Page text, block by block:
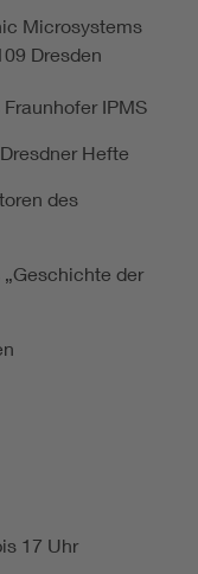
Microsystems
Dresden
IPMS
Hefte
des
der
17 Uhr